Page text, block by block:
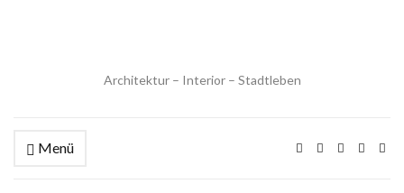
Architektur – Interior – Stadtleben
Menü